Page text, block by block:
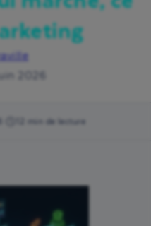
2026
12 min de lecture